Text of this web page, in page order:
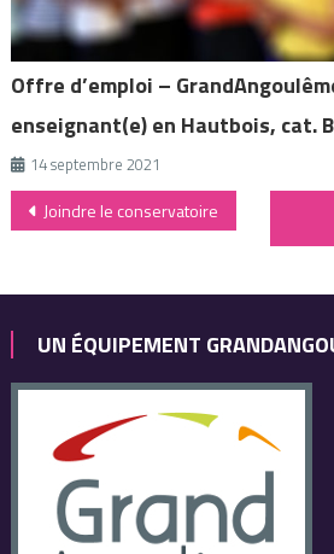
Offre d’emploi –
enseignant(e) en Hautbois, cat.
14 septembre 2021
Navigation
l’article
Joindre le conservatoire
UN ÉQUIPEMENT